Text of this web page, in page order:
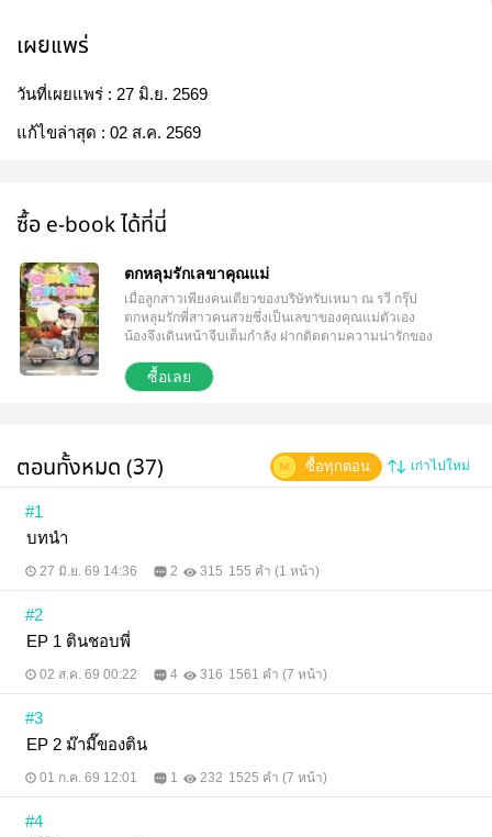
เผยแพร่
วันที่เผยแพร่ : 27 มิ.ย. 2569
แก้ไขล่าสุด : 02 ส.ค. 2569
ซื้อ e-book ได้ที่นี่
ตกหลุมรักเลขาคุณแม่
เมื่อลูกสาวเพียงคนเดียวของบริษัทรับเหมา ณ รวี กรุ๊ป
ตกหลุมรักพี่สาวคนสวยซึ่งเป็นเลขาของคุณแม่ตัวเอง
น้องจึงเดินหน้าจีบเต็มกำลัง ฝากติดตามความน่ารักของ
ซื้อเลย
ตอนทั้งหมด (37) เก่าไปใหม่
ซื้อทุกตอน
#1
บทนำ
27 มิ.ย. 69 14:36 2 315 155 คำ (1 หน้า)
#2
EP 1 ตินชอบพี่
02 ส.ค. 69 00:22 4 316 1561 คำ (7 หน้า)
#3
EP 2 ม๊ามี๊ของติน
01 ก.ค. 69 12:01 1 232 1525 คำ (7 หน้า)
#4